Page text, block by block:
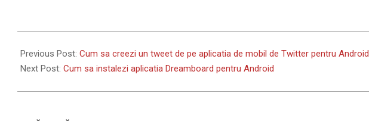
06-
11
Previous Post: Cum sa creezi un tweet de pe aplicatia de mobil de Twitter pentru Android
Next Post: Cum sa instalezi aplicatia Dreamboard pentru Android